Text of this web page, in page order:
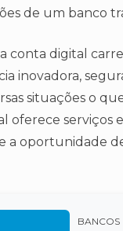
de um banco
conta digital
inovadora,
situações o
oferece serviços
oportunidade
BANCOS